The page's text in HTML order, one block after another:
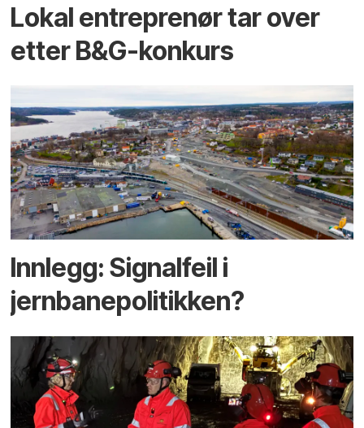
Lokal entreprenør tar over
etter B&G-konkurs
Innlegg: Signalfeil i
jernbanepolitikken?